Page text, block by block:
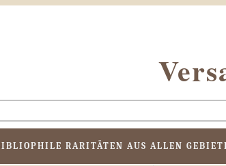
RARITÄTEN AUS ALLEN